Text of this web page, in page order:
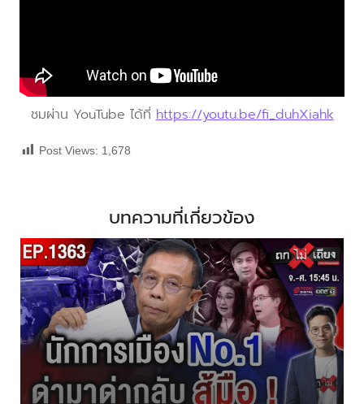
ชมผ่าน YouTube ได้ที่https://youtu.be/fi_duhXiahk
Post Views: 1,678
บทความที่เกี่ยวข้อง